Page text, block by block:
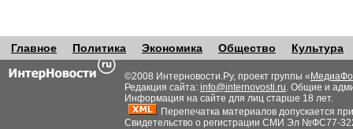
Главное Политика Экономика Общество Культура
©2008 Интерновости.Ру, проект группы «
Редакция сайта: info@internovosti.ru. Общие и
Информация на сайте для лиц старше 18 лет.
Перепечатка материалов допускается
Свидетельство о регистрации СМИ Эл №ФС77-